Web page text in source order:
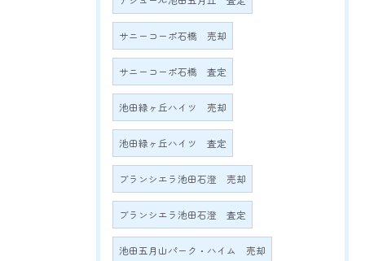
サニーコーポ石橋 売却
サニーコーポ石橋 査定
池田緑ヶ丘ハイツ 売却
池田緑ヶ丘ハイツ 査定
ブランシエラ池田石澄 売却
ブランシエラ池田石澄 査定
池田五月山パーク・ハイム 売却